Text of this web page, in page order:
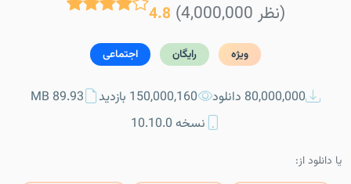
4.8 (4,000,000 نظر)
ویژه رایگان اجتماعی
80,000,000 دانلود 150,000,160 بازدید
89.93 MB
نسخه 10.10.0
یا دانلود از: